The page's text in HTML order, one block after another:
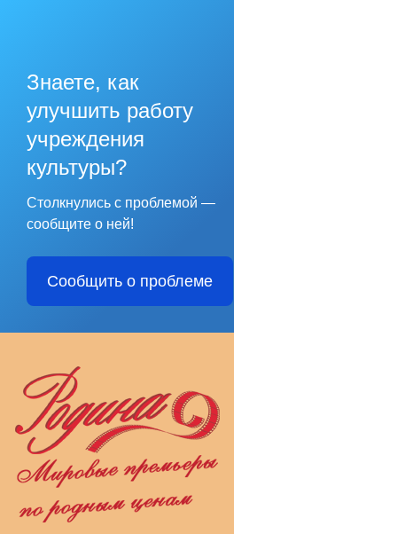
Знаете, как
улучшить работу
учреждения
культуры?
Столкнулись с проблемой —
сообщите о ней!
Сообщить о проблеме